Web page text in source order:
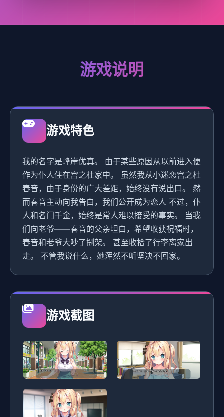
游戏说明
游戏特色
我的名字是峰岸优真。 由于某些原因从以前进入便
作为仆人住在宫之杜家中。 虽然我从小迷恋宫之杜
春音，由于身份的广大差距，始终没有说出口。 然
而春音主动向我告白，我们公开成为恋人 不过，仆
人和名门千金，始终是常人难以接受的事实。 当我
们向老爷——春音的父亲坦白，希望收获祝福时，
春音和老爷大吵了捌架。 甚至收拾了行李离家出
走。 不管我说什么，她浑然不听坚决不回家。
游戏截图